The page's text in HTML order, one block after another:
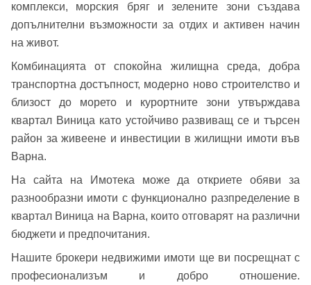
Вход
или използвай профил
Вход с Google
комплекси, морския бряг и зелените зони създава
допълнителни възможности за отдих и активен начин
на живот.
Комбинацията от спокойна жилищна среда, добра
транспортна достъпност, модерно ново строителство и
близост до морето и курортните зони утвърждава
квартал Виница като устойчиво развиващ се и търсен
район за живеене и инвестиции в жилищни имоти във
Варна.
На сайта на Имотека може да откриете обяви за
разнообразни имоти с функционално разпределение в
квартал Виница на Варна, които отговарят на различни
бюджети и предпочитания.
Нашите брокери недвижими имоти ще ви посрещнат с
професионализъм и добро отношение.
Заяви оглед